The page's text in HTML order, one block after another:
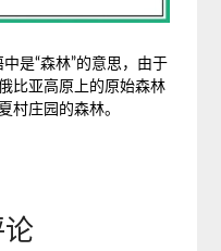
是“森林”的意思，由于
比亚高原上的原始森林
村庄园的森林。
论